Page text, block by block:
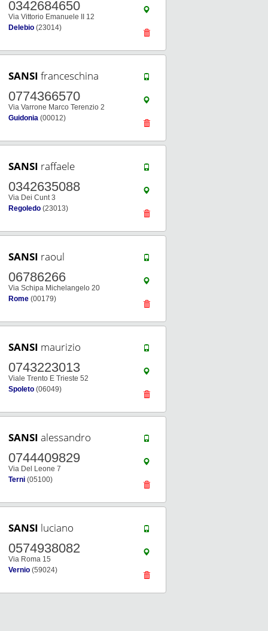
0342684650
Via Vittorio Emanuele II 12
Delebio (23014)
SANSI franceschina
0774366570
Via Varrone Marco Terenzio 2
Guidonia (00012)
SANSI raffaele
0342635088
Via Dei Cunt 3
Regoledo (23013)
SANSI raoul
06786266
Via Schipa Michelangelo 20
Rome (00179)
SANSI maurizio
0743223013
Viale Trento E Trieste 52
Spoleto (06049)
SANSI alessandro
0744409829
Via Del Leone 7
Terni (05100)
SANSI luciano
0574938082
Via Roma 15
Vernio (59024)